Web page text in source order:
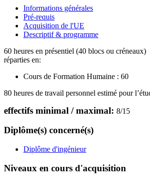
Informations générales
Pré-requis
Acquisition de l'UE
Descriptif & programme
60 heures en présentiel (40 blocs ou créneaux)
réparties en:
Cours de Formation Humaine : 60
80 heures de travail personnel estimé pour
effectifs minimal / maximal: 8/15
Diplôme(s) concerné(s)
Diplôme d'ingénieur
Niveaux en cours d'acquisition